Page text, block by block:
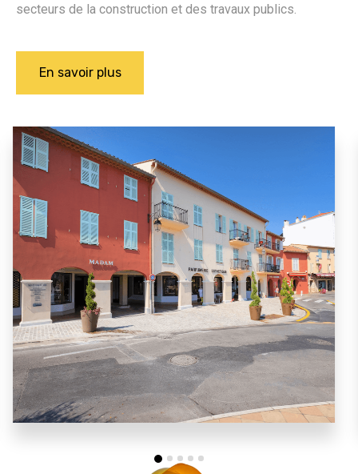
secteurs de la construction et des travaux publics.
En savoir plus